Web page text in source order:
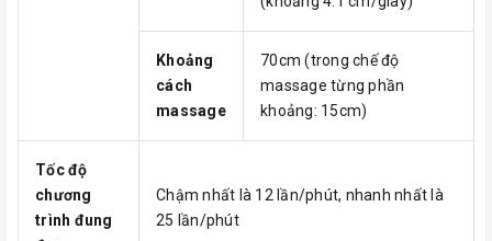
Khoảng
cách
massage
70cm (trong chế độ
massage từng phần
khoảng: 15cm)
Tốc độ
chương
trình đung
Chậm nhất là 12 lần/phút, nhanh nhất là
25 lần/phút